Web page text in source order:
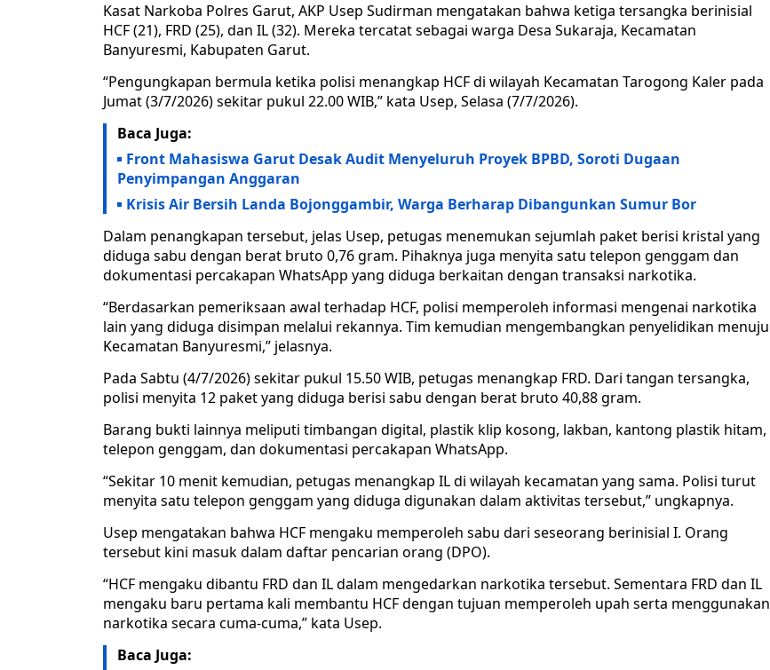
Kasat Narkoba Polres Garut, AKP Usep Sudirman mengatakan bahwa ketiga tersangka berinisial
HCF (21), FRD (25), dan IL (32). Mereka tercatat sebagai warga Desa Sukaraja, Kecamatan
Banyuresmi, Kabupaten Garut.
“Pengungkapan bermula ketika polisi menangkap HCF di wilayah Kecamatan Tarogong Kaler pada
Jumat (3/7/2026) sekitar pukul 22.00 WIB,” kata Usep, Selasa (7/7/2026).
Baca Juga:
Front Mahasiswa Garut Desak Audit Menyeluruh Proyek BPBD, Soroti Dugaan
Penyimpangan Anggaran
Krisis Air Bersih Landa Bojonggambir, Warga Berharap Dibangunkan Sumur Bor
Dalam penangkapan tersebut, jelas Usep, petugas menemukan sejumlah paket berisi kristal yang
diduga sabu dengan berat bruto 0,76 gram. Pihaknya juga menyita satu telepon genggam dan
dokumentasi percakapan WhatsApp yang diduga berkaitan dengan transaksi narkotika.
“Berdasarkan pemeriksaan awal terhadap HCF, polisi memperoleh informasi mengenai narkotika
lain yang diduga disimpan melalui rekannya. Tim kemudian mengembangkan penyelidikan menuju
Kecamatan Banyuresmi,” jelasnya.
Pada Sabtu (4/7/2026) sekitar pukul 15.50 WIB, petugas menangkap FRD. Dari tangan tersangka,
polisi menyita 12 paket yang diduga berisi sabu dengan berat bruto 40,88 gram.
Barang bukti lainnya meliputi timbangan digital, plastik klip kosong, lakban, kantong plastik hitam,
telepon genggam, dan dokumentasi percakapan WhatsApp.
“Sekitar 10 menit kemudian, petugas menangkap IL di wilayah kecamatan yang sama. Polisi turut
menyita satu telepon genggam yang diduga digunakan dalam aktivitas tersebut,” ungkapnya.
Usep mengatakan bahwa HCF mengaku memperoleh sabu dari seseorang berinisial I. Orang
tersebut kini masuk dalam daftar pencarian orang (DPO).
“HCF mengaku dibantu FRD dan IL dalam mengedarkan narkotika tersebut. Sementara FRD dan IL
mengaku baru pertama kali membantu HCF dengan tujuan memperoleh upah serta menggunakan
narkotika secara cuma-cuma,” kata Usep.
Baca Juga: